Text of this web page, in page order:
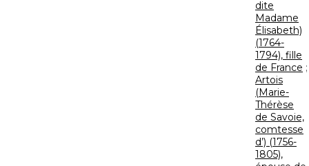
dite
Madame
Élisabeth)
(1764-
1794), fille
de France ;
Artois
(Marie-
Thérèse
de Savoie,
comtesse
d’) (1756-
1805),